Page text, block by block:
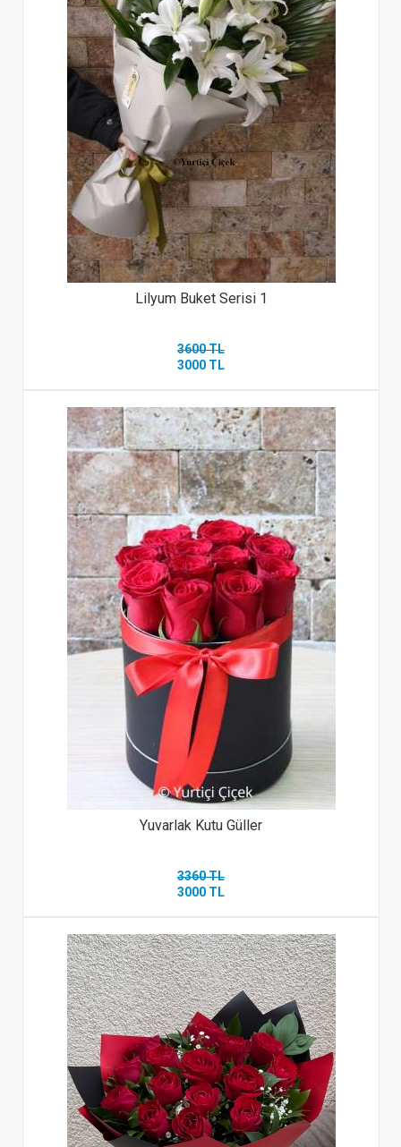
Lilyum Buket Serisi 1
3600 TL
3000 TL
Yuvarlak Kutu Güller
3360 TL
3000 TL